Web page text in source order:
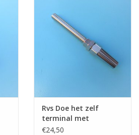
Rvs Doe het zelf
terminal met
schroefdraad AISI-316
€24,50